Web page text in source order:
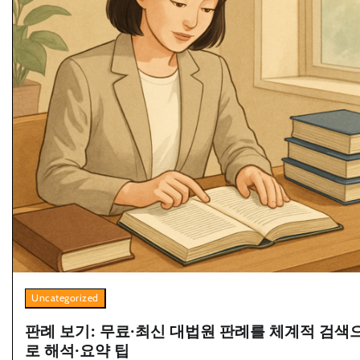
Uncategorized
판례 보기: 무료·최신 대법원 판례를 체계적 검색
로 해석·요약 팁